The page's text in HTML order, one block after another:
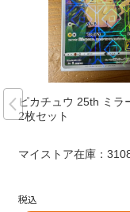
ピカチュウ 25th ミラ
2枚セット
マイストア在庫：
税込